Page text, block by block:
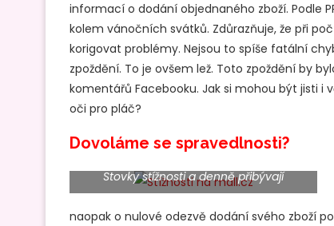
informací o dodání objednaného zboží. Podle
kolem vánočních svátků. Zdůrazňuje, že při
korigovat problémy. Nejsou to spíše fatální
zpoždění. To je ovšem lež. Toto zpoždění by
komentářů Facebooku. Jak si mohou být jisti i
oči pro pláč?
Dovoláme se spravedlnosti?
Stovky stížnosti a denně přibývají
naopak o nulové odezvě dodání svého zboží